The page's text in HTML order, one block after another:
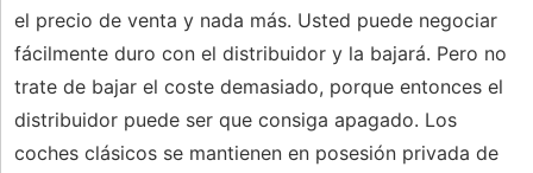
el precio de venta y nada más. Usted puede negociar
fácilmente duro con el distribuidor y la bajará. Pero no
trate de bajar el coste demasiado, porque entonces el
distribuidor puede ser que consiga apagado. Los
coches clásicos se mantienen en posesión privada de